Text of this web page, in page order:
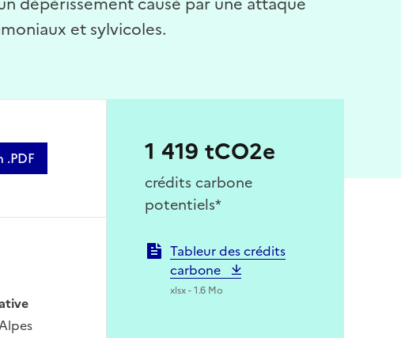
et sylvicoles.
1 419 tCO2e
crédits carbone
potentiels*
Tableur des crédits
carbone
xlsx - 1.6 Mo